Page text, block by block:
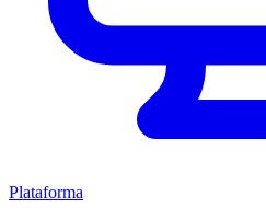
Plataforma